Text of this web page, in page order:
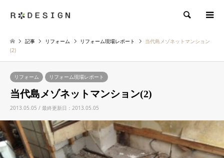
検索
記事 リフォーム リフォーム現場レポート
当代島メゾネットマンション
(2)
リフォーム リフォーム現場レポート
当代島メゾネットマンション(2)
2013.05.05 / 最終更新日：2013.05.05